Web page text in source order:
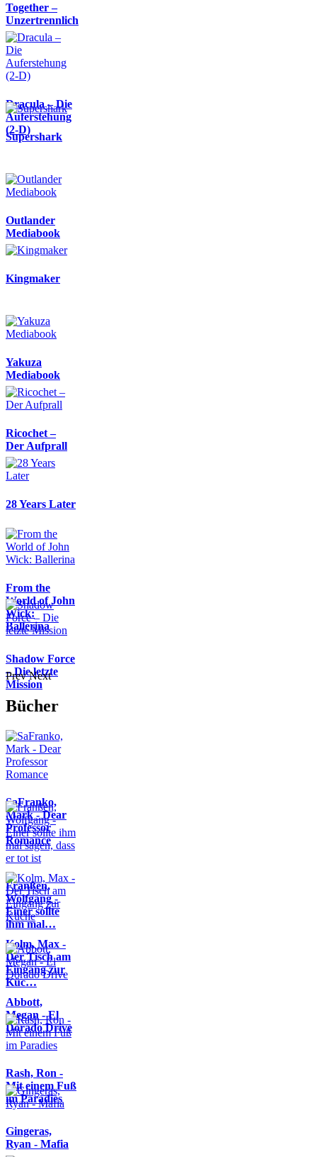
Together –
Unzertrennlich
Dracula – Die
Auferstehung
(2-D)
Supershark
Outlander
Mediabook
Kingmaker
Yakuza
Mediabook
Ricochet –
Der Aufprall
28 Years Later
From the
World of John
Wick:
Ballerina
Shadow Force
– Die letzte
Mission
Prev Next
Bücher
SaFranko,
Mark - Dear
Professor
Romance
Franßen,
Wolfgang -
Einer sollte
ihm mal…
Kolm, Max -
Der Tisch am
Eingang zur
Küc…
Abbott,
Megan - El
Dorado Drive
Rash, Ron -
Mit einem Fuß
im Paradies
Gingeras,
Ryan - Mafia